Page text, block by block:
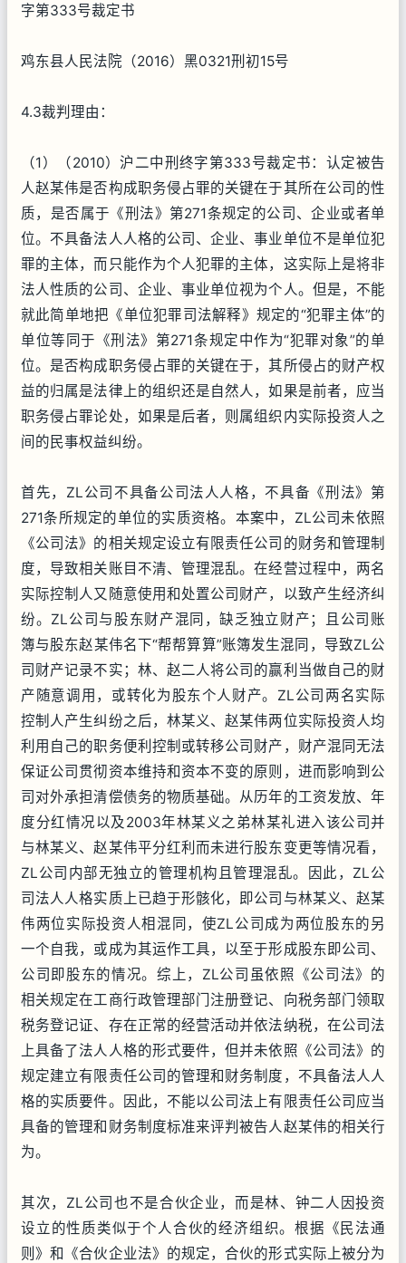
字第333号裁定书
鸡东县人民法院（2016）黑0321刑初15号
4.3裁判理由：
（1）（2010）沪二中刑终字第333号裁定书：认定被告
人赵某伟是否构成职务侵占罪的关键在于其所在公司的性
质，是否属于《刑法》第271条规定的公司、企业或者单
位。不具备法人人格的公司、企业、事业单位不是单位犯
罪的主体，而只能作为个人犯罪的主体，这实际上是将非
法人性质的公司、企业、事业单位视为个人。但是，不能
就此简单地把《单位犯罪司法解释》规定的“犯罪主体”的
单位等同于《刑法》第271条规定中作为“犯罪对象”的单
位。是否构成职务侵占罪的关键在于，其所侵占的财产权
益的归属是法律上的组织还是自然人，如果是前者，应当
职务侵占罪论处，如果是后者，则属组织内实际投资人之
间的民事权益纠纷。
首先，ZL公司不具备公司法人人格，不具备《刑法》第
271条所规定的单位的实质资格。本案中，ZL公司未依照
《公司法》的相关规定设立有限责任公司的财务和管理制
度，导致相关账目不清、管理混乱。在经营过程中，两名
实际控制人又随意使用和处置公司财产，以致产生经济纠
纷。ZL公司与股东财产混同，缺乏独立财产；且公司账
簿与股东赵某伟名下“帮帮算算”账簿发生混同，导致ZL公
司财产记录不实；林、赵二人将公司的赢利当做自己的财
产随意调用，或转化为股东个人财产。ZL公司两名实际
控制人产生纠纷之后，林某义、赵某伟两位实际投资人均
利用自己的职务便利控制或转移公司财产，财产混同无法
保证公司贯彻资本维持和资本不变的原则，进而影响到公
司对外承担清偿债务的物质基础。从历年的工资发放、年
度分红情况以及2003年林某义之弟林某礼进入该公司并
与林某义、赵某伟平分红利而未进行股东变更等情况看，
ZL公司内部无独立的管理机构且管理混乱。因此，ZL公
司法人人格实质上已趋于形骸化，即公司与林某义、赵某
伟两位实际投资人相混同，使ZL公司成为两位股东的另
一个自我，或成为其运作工具，以至于形成股东即公司、
公司即股东的情况。综上，ZL公司虽依照《公司法》的
相关规定在工商行政管理部门注册登记、向税务部门领取
税务登记证、存在正常的经营活动并依法纳税，在公司法
上具备了法人人格的形式要件，但并未依照《公司法》的
规定建立有限责任公司的管理和财务制度，不具备法人人
格的实质要件。因此，不能以公司法上有限责任公司应当
具备的管理和财务制度标准来评判被告人赵某伟的相关行
为。
其次，ZL公司也不是合伙企业，而是林、钟二人因投资
设立的性质类似于个人合伙的经济组织。根据《民法通
则》和《合伙企业法》的规定，合伙的形式实际上被分为